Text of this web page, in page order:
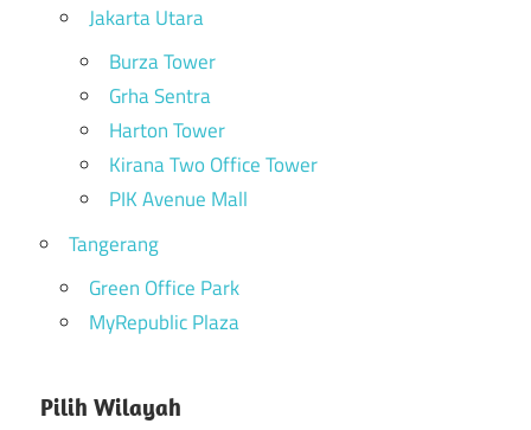
Jakarta Utara
Burza Tower
Grha Sentra
Harton Tower
Kirana Two Office Tower
PIK Avenue Mall
Tangerang
Green Office Park
MyRepublic Plaza
Pilih Wilayah